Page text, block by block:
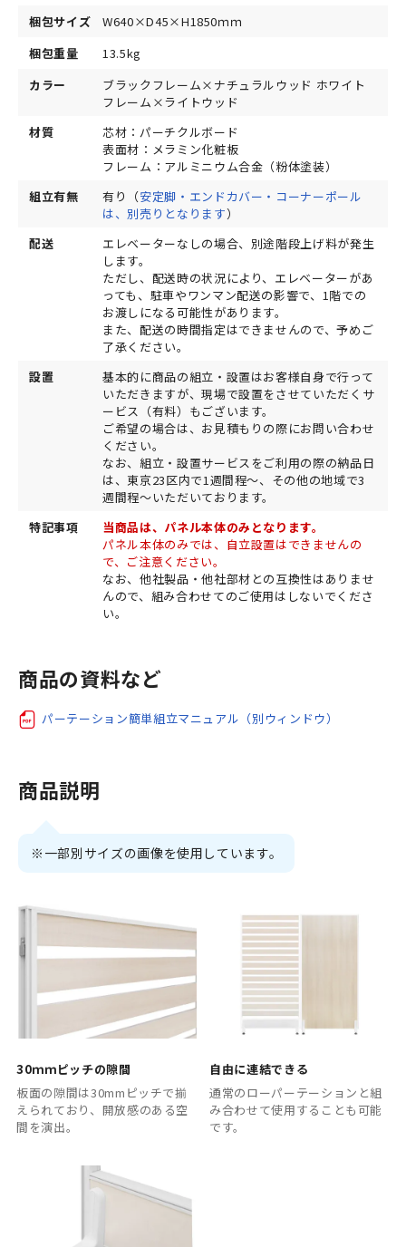
梱包サイズ
W640×D45×H1850ｍｍ
梱包重量
13.5kg
カラー
ブラックフレーム×ナチュラルウッド ホワイト
フレーム×ライトウッド
材質
芯材：パーチクルボード
表面材：メラミン化粧板
フレーム：アルミニウム合金（粉体塗装）
組立有無
有り（安定脚・エンドカバー・コーナーポール
は、別売りとなります）
配送
エレベーターなしの場合、別途階段上げ料が発生
します。
ただし、配送時の状況により、エレベーターがあ
っても、駐車やワンマン配送の影響で、1階での
お渡しになる可能性があります。
また、配送の時間指定はできませんので、予めご
了承ください。
設置
基本的に商品の組立・設置はお客様自身で行って
いただきますが、現場で設置をさせていただくサ
ービス（有料）もございます。
ご希望の場合は、お見積もりの際にお問い合わせ
ください。
なお、組立・設置サービスをご利用の際の納品日
は、東京23区内で1週間程～、その他の地域で3
週間程～いただいております。
特記事項
当商品は、パネル本体のみとなります。
パネル本体のみでは、自立設置はできませんの
で、ご注意ください。
なお、他社製品・他社部材との互換性はありませ
んので、組み合わせてのご使用はしないでくださ
い。
商品の資料など
パーテーション簡単組立マニュアル（別ウィンドウ）
商品説明
※一部別サイズの画像を使用しています。
30ｍｍピッチの隙間
板面の隙間は30mmピッチで揃
えられており、開放感のある空
間を演出。
自由に連結できる
通常のローパーテーションと組
み合わせて使用することも可能
です。